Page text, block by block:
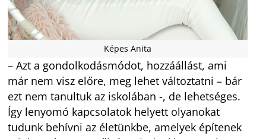
Képes Anita
– Azt a gondolkodásmódot, hozzáállást, ami
már nem visz előre, meg lehet változtatni – bár
ezt nem tanultuk az iskolában -, de lehetséges.
Így lenyomó kapcsolatok helyett olyanokat
tudunk behívni az életünkbe, amelyek építenek